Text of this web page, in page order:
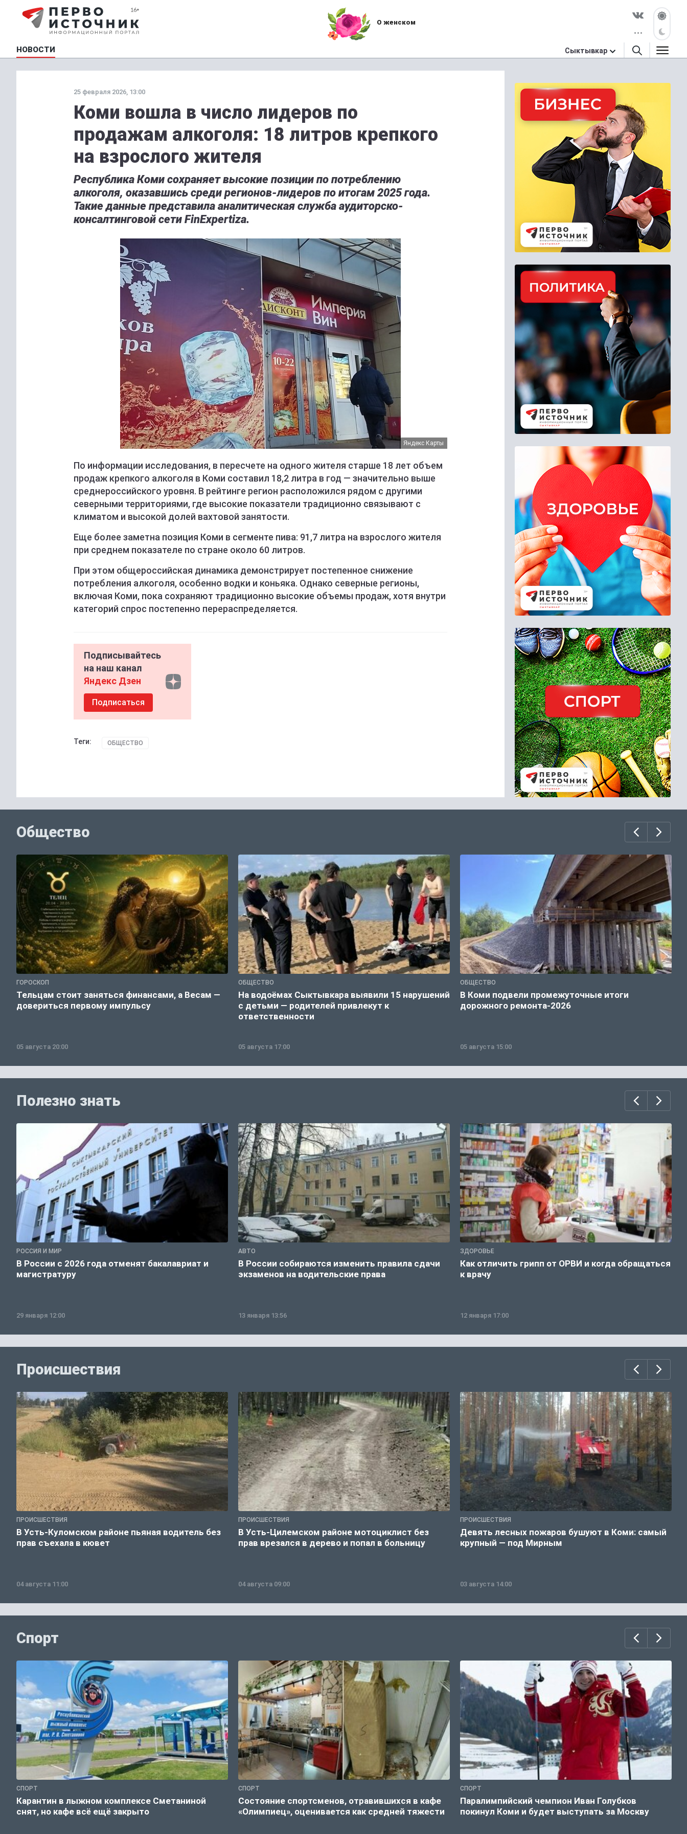
О женском
НОВОСТИ Сыктывкар
25 февраля 2026, 13:00
Коми вошла в число лидеров по
продажам алкоголя: 18 литров крепкого
на взрослого жителя
Республика Коми сохраняет высокие позиции по потреблению
алкоголя, оказавшись среди регионов-лидеров по итогам 2025 года.
Такие данные представила аналитическая служба аудиторско-
консалтинговой сети FinExpertiza.
Яндекс Карты
По информации исследования, в пересчете на одного жителя старше 18 лет объем
продаж крепкого алкоголя в Коми составил 18,2 литра в год — значительно выше
среднероссийского уровня. В рейтинге регион расположился рядом с другими
северными территориями, где высокие показатели традиционно связывают с
климатом и высокой долей вахтовой занятости.
Еще более заметна позиция Коми в сегменте пива: 91,7 литра на взрослого жителя
при среднем показателе по стране около 60 литров.
При этом общероссийская динамика демонстрирует постепенное снижение
потребления алкоголя, особенно водки и коньяка. Однако северные регионы,
включая Коми, пока сохраняют традиционно высокие объемы продаж, хотя внутри
категорий спрос постепенно перераспределяется.
Подписывайтесь
на наш канал
Яндекс Дзен
Подписаться
Теги: ОБЩЕСТВО
Общество
ГОРОСКОП
Тельцам стоит заняться финансами, а Весам —
довериться первому импульсу
05 августа 20:00
ОБЩЕСТВО
На водоёмах Сыктывкара выявили 15 нарушений
с детьми — родителей привлекут к
ответственности
05 августа 17:00
ОБЩЕСТВО
В Коми подвели промежуточные итоги
дорожного ремонта-2026
05 августа 15:00
Полезно знать
РОССИЯ И МИР
В России с 2026 года отменят бакалавриат и
магистратуру
29 января 12:00
АВТО
В России собираются изменить правила сдачи
экзаменов на водительские права
13 января 13:56
ЗДОРОВЬЕ
Как отличить грипп от ОРВИ и когда обращаться
к врачу
12 января 17:00
Происшествия
ПРОИСШЕСТВИЯ
В Усть-Куломском районе пьяная водитель без
прав съехала в кювет
04 августа 11:00
ПРОИСШЕСТВИЯ
В Усть-Цилемском районе мотоциклист без
прав врезался в дерево и попал в больницу
04 августа 09:00
ПРОИСШЕСТВИЯ
Девять лесных пожаров бушуют в Коми: самый
крупный — под Мирным
03 августа 14:00
Спорт
СПОРТ
Карантин в лыжном комплексе Сметаниной
снят, но кафе всё ещё закрыто
СПОРТ
Состояние спортсменов, отравившихся в кафе
«Олимпиец», оценивается как средней тяжести
СПОРТ
Паралимпийский чемпион Иван Голубков
покинул Коми и будет выступать за Москву